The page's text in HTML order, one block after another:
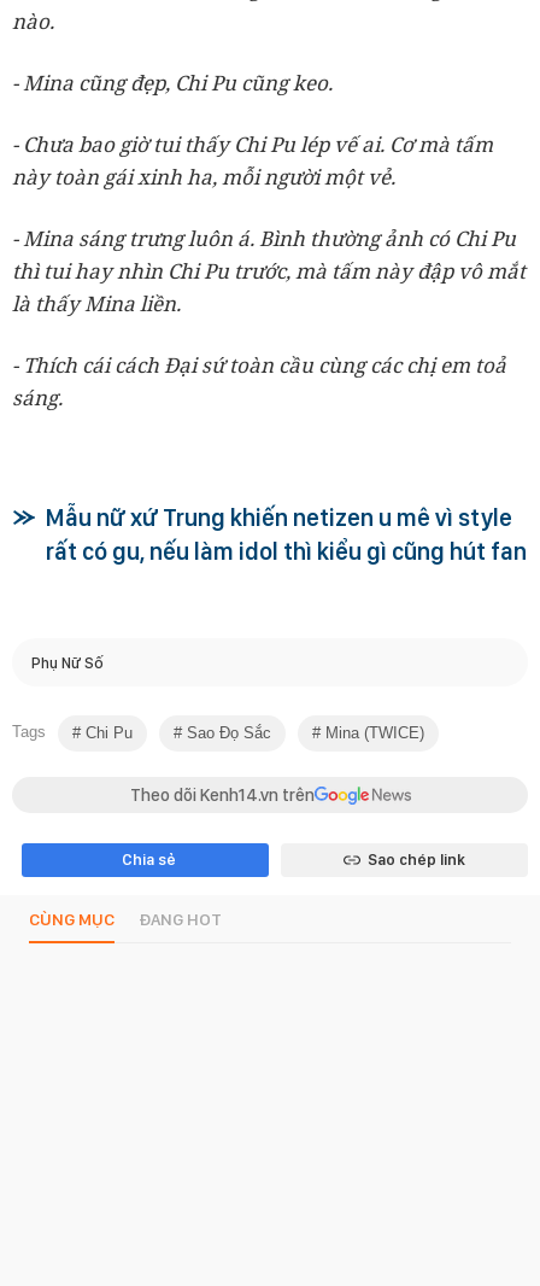
nào.
- Mina cũng đẹp, Chi Pu cũng keo.
- Chưa bao giờ tui thấy Chi Pu lép vế ai. Cơ mà tấm
này toàn gái xinh ha, mỗi người một vẻ.
- Mina sáng trưng luôn á. Bình thường ảnh có Chi Pu
thì tui hay nhìn Chi Pu trước, mà tấm này đập vô mắt
là thấy Mina liền.
- Thích cái cách Đại sứ toàn cầu cùng các chị em toả
sáng.
Mẫu nữ xứ Trung khiến netizen u mê vì style
rất có gu, nếu làm idol thì kiểu gì cũng hút fan
Phụ Nữ Số
Tags Chi Pu Sao Đọ Sắc Mina (TWICE)
Theo dõi Kenh14.vn trên
Chia sẻ Sao chép link
CÙNG MỤC ĐANG HOT